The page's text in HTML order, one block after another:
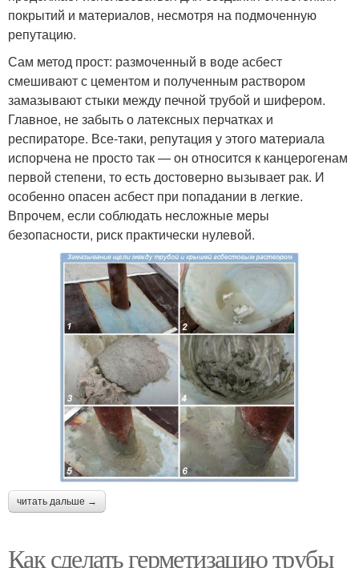
покрытий и материалов, несмотря на подмоченную
репутацию.
Сам метод прост: размоченный в воде асбест
смешивают с цементом и полученным раствором
замазывают стыки между печной трубой и шифером.
Главное, не забыть о латексных перчатках и
респираторе. Все-таки, репутация у этого материала
испорчена не просто так — он относится к канцерогенам
первой степени, то есть достоверно вызывает рак. И
особенно опасен асбест при попадании в легкие.
Впрочем, если соблюдать несложные меры
безопасности, риск практически нулевой.
читать дальше →
Как сделать герметизацию трубы